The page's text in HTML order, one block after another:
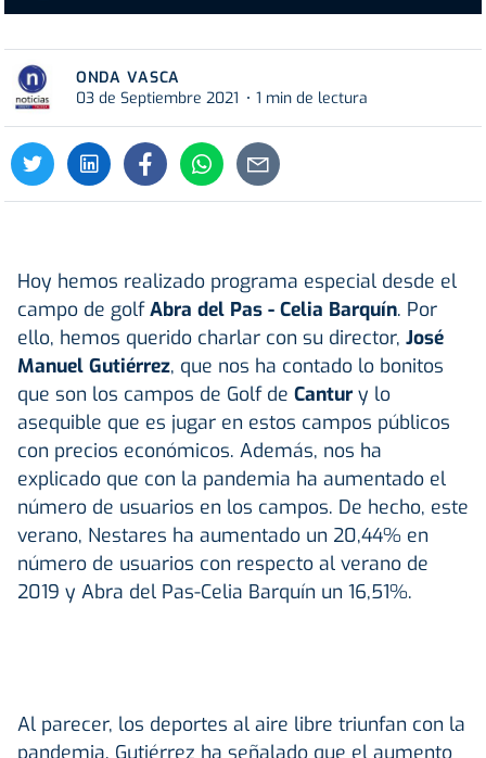
ONDA VASCA
03 de Septiembre 2021
1 min de lectura
Hoy hemos realizado programa especial desde el
campo de golfAbra del Pas - Celia Barquín. Por
ello, hemos querido charlar con su director, José
Manuel Gutiérrez, que nos ha contado lo bonitos
que son los campos de Golf de Cantur y lo
asequible que es jugar en estos campos públicos
con precios económicos. Además, nos ha
explicado que con la pandemia ha aumentado el
número de usuarios en los campos. De hecho, este
verano, Nestares ha aumentado un 20,44% en
número de usuarios con respecto al verano de
2019 y Abra del Pas-Celia Barquín un 16,51%.
Al parecer, los deportes al aire libre triunfan con la
pandemia. Gutiérrez ha señalado que el aumento